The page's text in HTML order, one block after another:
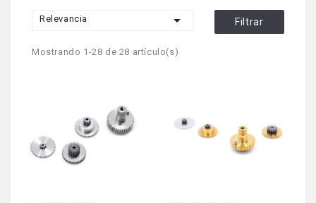
Relevancia  Filtrar
Mostrando 1-28 de 28 artículo(s)